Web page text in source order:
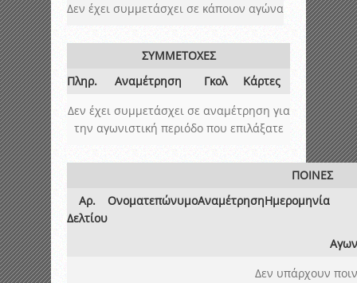
Δεν έχει συμμετάσχει σε κάποιον αγώνα
ΣΥΜΜΕΤΟΧΕΣ
Πληρ.
Αναμέτρηση Γκολ
Κάρτες
Δεν έχει συμμετάσχει σε αναμέτρηση για
την αγωνιστική περιόδο που επιλάξατε
ΠΟΙΝΕΣ
Αρ.
Δελτίου
ΟνοματεπώνυμοΑναμέτρησηΗμερομηνία
Δεν υπάρχουν